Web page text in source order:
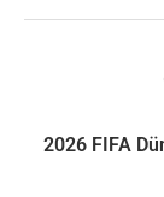
2026 FIFA